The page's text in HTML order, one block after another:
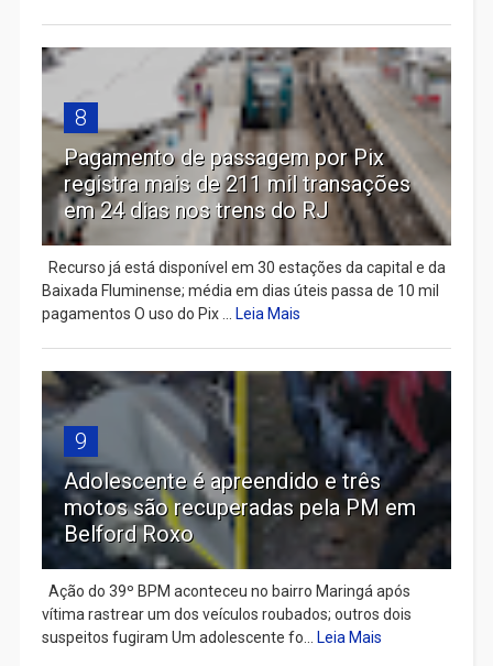
8
Pagamento de passagem por Pix
registra mais de 211 mil transações
em 24 dias nos trens do RJ
Recurso já está disponível em 30 estações da capital e da
Baixada Fluminense; média em dias úteis passa de 10 mil
pagamentos O uso do Pix ...
Leia Mais
9
Adolescente é apreendido e três
motos são recuperadas pela PM em
Belford Roxo
Ação do 39º BPM aconteceu no bairro Maringá após
vítima rastrear um dos veículos roubados; outros dois
suspeitos fugiram Um adolescente fo...
Leia Mais